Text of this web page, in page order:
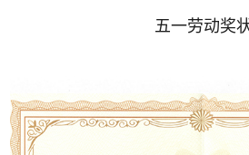
五一劳动奖